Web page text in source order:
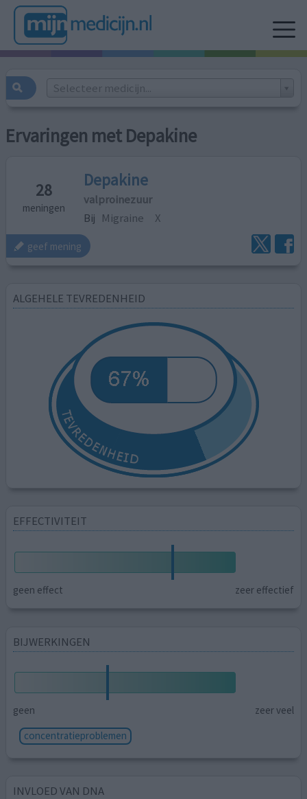
Selecteer medicijn...
Ervaringen met Depakine
28
meningen
Depakine
valproinezuur
Bij Migraine X
geef mening
ALGEHELE TEVREDENHEID
EFFECTIVITEIT
geen effect zeer effectief
BIJWERKINGEN
geen
zeer veel
concentratieproblemen
INVLOED VAN DNA